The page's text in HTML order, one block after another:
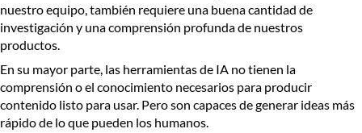
nuestro equipo, también requiere una buena cantidad de
investigación y una comprensión profunda de nuestros
productos.
En su mayor parte, las herramientas de IA no tienen la
comprensión o el conocimiento necesarios para producir
contenido listo para usar. Pero son capaces de generar ideas más
rápido de lo que pueden los humanos.